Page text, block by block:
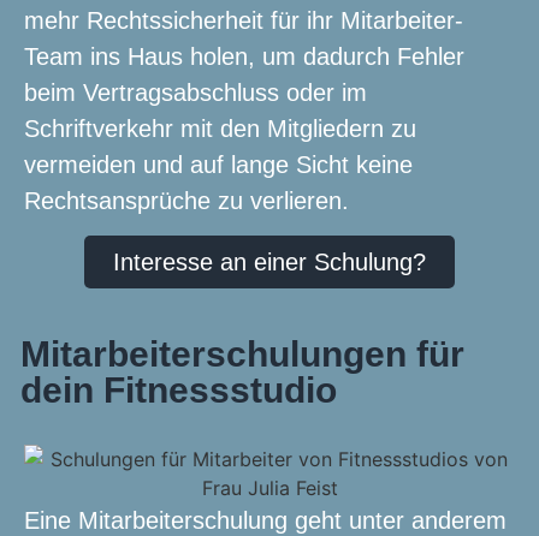
mehr Rechtssicherheit für ihr Mitarbeiter-
Team ins Haus holen, um dadurch Fehler
beim Vertragsabschluss oder im
Schriftverkehr mit den Mitgliedern zu
vermeiden und auf lange Sicht keine
Rechtsansprüche zu verlieren.
Interesse an einer Schulung?
Mitarbeiterschulungen für
dein Fitnessstudio
Eine Mitarbeiterschulung geht unter anderem